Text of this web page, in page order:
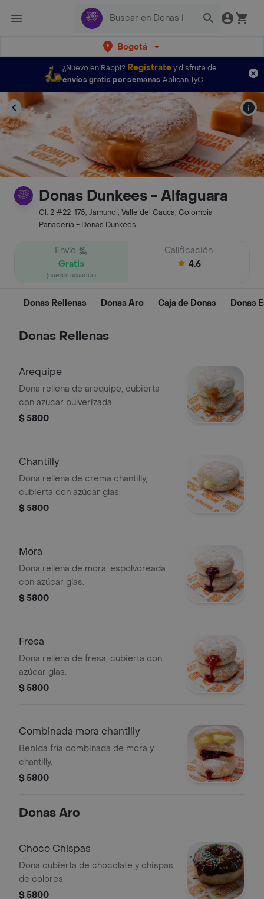
Bogotá
¿Nuevo en Rappi? Regístratey disfruta de
envíos gratis por semanas Aplican TyC
Donas Dunkees - Alfaguara
Cl. 2 #22-175, Jamundí, Valle del Cauca, Colombia
Panadería - Donas Dunkees
Envío
Gratis
(nuevos usuarios)
Calificación
4.6
Donas Rellenas Donas Aro Caja de Donas Donas
Donas Rellenas
Arequipe
Dona rellena de arequipe, cubierta
con azúcar pulverizada.
$ 5800
Chantilly
Dona rellena de crema chantilly,
cubierta con azúcar glas.
$ 5800
Mora
Dona rellena de mora, espolvoreada
con azúcar glas.
$ 5800
Fresa
Dona rellena de fresa, cubierta con
azúcar glas.
$ 5800
Combinada mora chantilly
Bebida fría combinada de mora y
chantilly.
$ 5800
Donas Aro
Choco Chispas
Dona cubierta de chocolate y chispas
de colores.
$ 5800